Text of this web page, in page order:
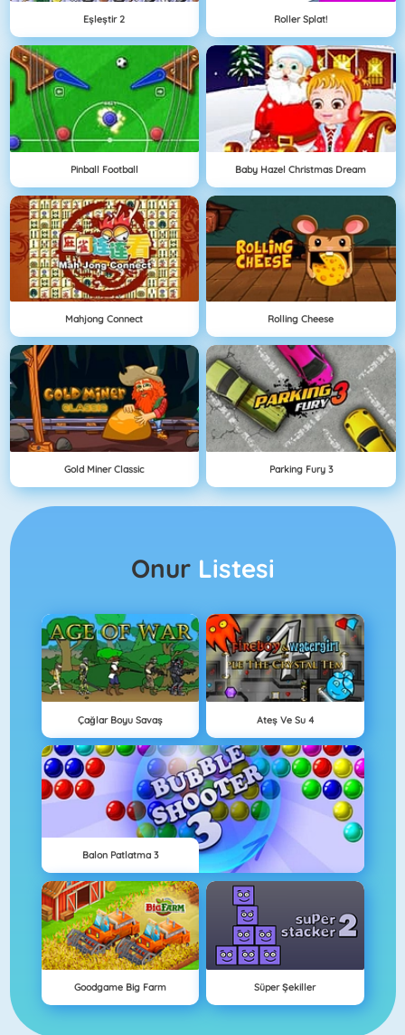
Eşleştir 2 Roller Splat!
Pinball Football Baby Hazel Christmas Dream
Mahjong Connect Rolling Cheese
Gold Miner Classic Parking Fury 3
Onur Listesi
Çağlar Boyu Savaş Ateş Ve Su 4
Balon Patlatma 3
Goodgame Big Farm Süper Şekiller